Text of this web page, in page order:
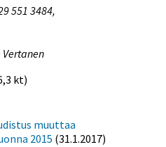
551 3484,
kt)
muuttaa
2015 (31.1.2017)